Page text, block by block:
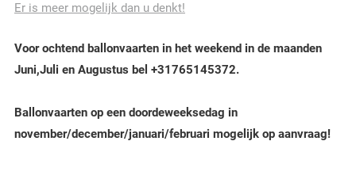
Er is meer mogelijk dan u denkt!
Voor ochtend ballonvaarten in het weekend in de maanden
Juni,Juli en Augustus bel +31765145372.
Ballonvaarten op een doordeweeksedag in
november/december/januari/februari mogelijk op aanvraag!